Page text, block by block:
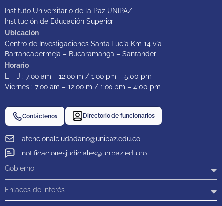
Instituto Universitario de la Paz UNIPAZ
Institución de Educación Superior
Ubicación
Centro de Investigaciones Santa Lucía Km 14 vía
Barrancabermeja – Bucaramanga – Santander
Horario
L – J : 7:oo am – 12:oo m / 1:oo pm – 5:00 pm
Viernes : 7:oo am – 12:oo m / 1:oo pm – 4:00 pm
atencionalciudadano@unipaz.edu.co
notificacionesjudiciales@unipaz.edu.co
Contáctenos Directorio de funcionarios
Gobierno
Enlaces de interés